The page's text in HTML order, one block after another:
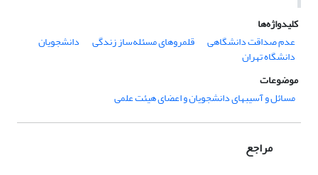
کلیدواژه‌ها
عدم صداقت دانشگاهی
قلمروهای مسئله‌ساز زندگی دانشجویان
دانشگاه تهران
موضوعات
مسائل و آسیب‏های دانشجویان و اعضای هیئت علمی
مراجع